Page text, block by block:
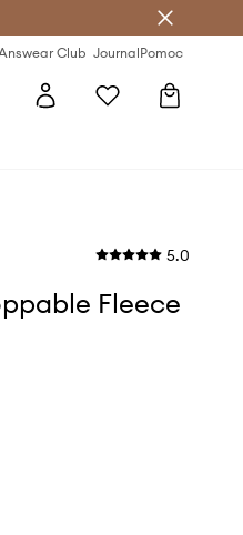
Club JournalPomoc
5.0
Fleece